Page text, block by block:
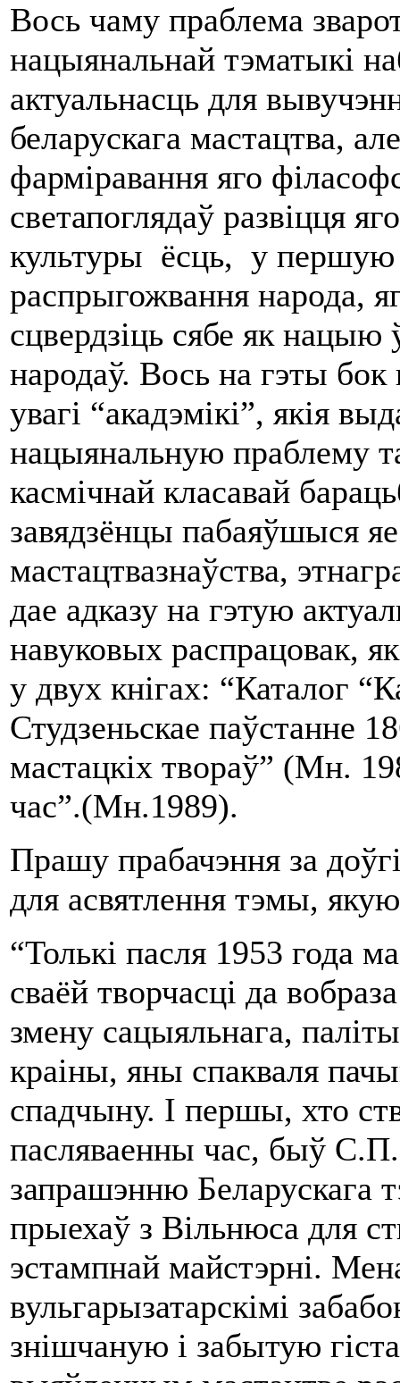
Вось чаму праблема
нацыянальнай тэматыкі
актуальнасць для
беларускага мастацтва,
фарміравання яго
светапоглядаў развіцця
культуры ёсць, у першую
распрыгожвання народа,
сцвердзіць сябе як нацыю
народаў. Вось на гэты бок
увагі “акадэмікі”, якія
нацыянальную праблему
касмічнай класавай
завядзёнцы пабаяўшыся
мастацтвазнаўства,
дае адказу на гэтую
навуковых распрацовак,
у двух кнігах: “Каталог
Студзеньскае паўстанне
мастацкіх твораў” (Мн.
час”.(Мн.1989).
Прашу прабачэння за
для асвятлення тэмы,
“Толькі пасля 1953 года
сваёй творчасці да
змену сацыяльнага,
краіны, яны спакваля
спадчыну. І першы, хто
пасляваенны час, быў
запрашэнню Беларускага
прыехаў з Вільнюса для
эстампнай майстэрні.
вульгарызатарскімі
знішчаную і забытую